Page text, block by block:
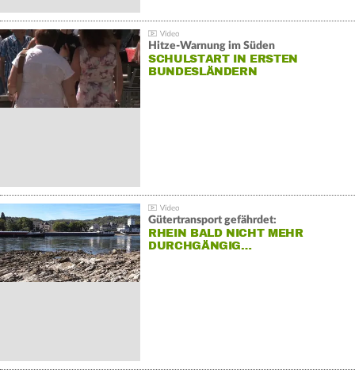
Hitze-Warnung im Süden
SCHULSTART IN ERSTEN
BUNDESLÄNDERN
Gütertransport gefährdet:
RHEIN BALD NICHT MEHR
DURCHGÄNGIG…